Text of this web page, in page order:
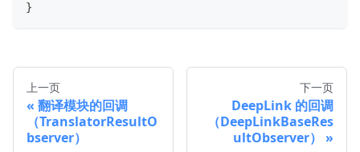
}
上一页
翻译模块的回调
（TranslatorResultO
bserver）
下一页
DeepLink 的回调
（DeepLinkBaseRes
ultObserver）